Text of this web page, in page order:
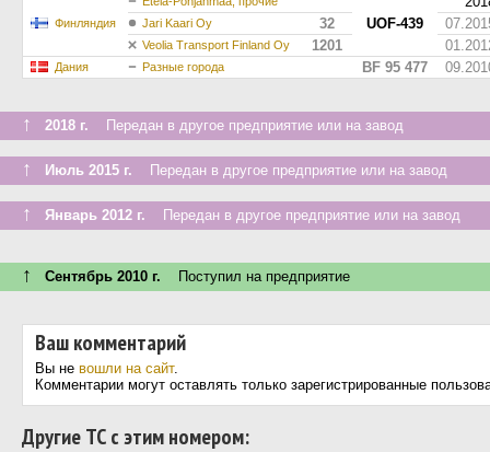
Финляндия UOF-439
Jari Kaari Oy 32
Veolia Transport Finland Oy 1201
Дания Разные города BF 95 477
↑ 2018 г. Передан в другое предприятие или на завод
↑ Июль 2015 г. Передан в другое предприятие или на завод
↑ Январь 2012 г. Передан в другое предприятие или на завод
↑ Сентябрь 2010 г. Поступил на предприятие
Ваш комментарий
Вы не вошли на сайт.
Комментарии могут оставлять только зарегистрированные
Другие ТС с этим номером: